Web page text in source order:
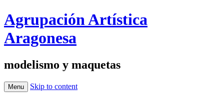
Agrupación Artística
Aragonesa
modelismo y maquetas
Menu Skip to content